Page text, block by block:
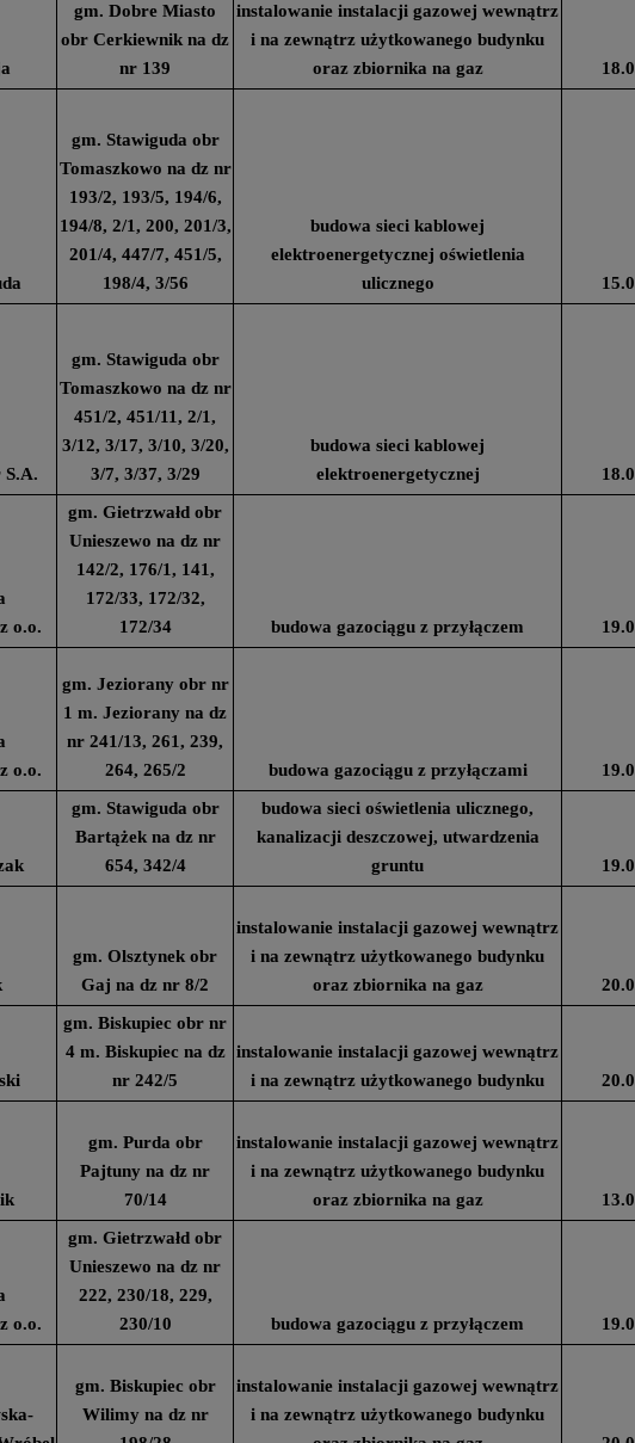
gm. Dobre Miasto
obr Cerkiewnik na dz
nr 139
instalowanie instalacji gazowej wewnątrz
i na zewnątrz użytkowanego budynku
oraz zbiornika na gaz
gm. Stawiguda obr
Tomaszkowo na dz nr
193/2, 193/5, 194/6,
194/8, 2/1, 200, 201/3,
201/4, 447/7, 451/5,
198/4, 3/56
budowa sieci kablowej
elektroenergetycznej oświetlenia
ulicznego
gm. Stawiguda obr
Tomaszkowo na dz nr
451/2, 451/11, 2/1,
3/12, 3/17, 3/10, 3/20,
3/7, 3/37, 3/29
budowa sieci kablowej
elektroenergetycznej
o.o.
gm. Gietrzwałd obr
Unieszewo na dz nr
142/2, 176/1, 141,
172/33, 172/32,
172/34
budowa gazociągu z przyłączem
o.o.
gm. Jeziorany obr nr
1 m. Jeziorany na dz
nr 241/13, 261, 239,
264, 265/2
budowa gazociągu z przyłączami
gm. Stawiguda obr
Bartążek na dz nr
654, 342/4
budowa sieci oświetlenia ulicznego,
kanalizacji deszczowej, utwardzenia
gruntu
gm. Olsztynek obr
Gaj na dz nr 8/2
instalowanie instalacji gazowej wewnątrz
i na zewnątrz użytkowanego budynku
oraz zbiornika na gaz
gm. Biskupiec obr nr
4 m. Biskupiec na dz
nr 242/5
instalowanie instalacji gazowej wewnątrz
i na zewnątrz użytkowanego budynku
gm. Purda obr
Pajtuny na dz nr
70/14
instalowanie instalacji gazowej wewnątrz
i na zewnątrz użytkowanego budynku
oraz zbiornika na gaz
o.o.
gm. Gietrzwałd obr
Unieszewo na dz nr
222, 230/18, 229,
230/10
budowa gazociągu z przyłączem
gm. Biskupiec obr
Wilimy na dz nr
instalowanie instalacji gazowej wewnątrz
i na zewnątrz użytkowanego budynku